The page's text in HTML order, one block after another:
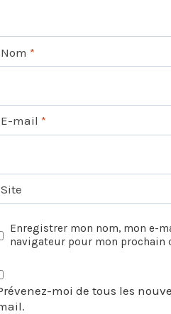
Nom *
E-mail *
Site
Enregistrer mon nom, mon e-
navigateur pour mon prochain
moi de tous les